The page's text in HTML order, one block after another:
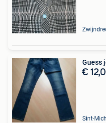
Guess
€
Sint-